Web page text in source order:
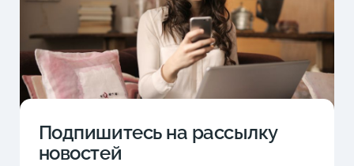
Подпишитесь на рассылку
новостей